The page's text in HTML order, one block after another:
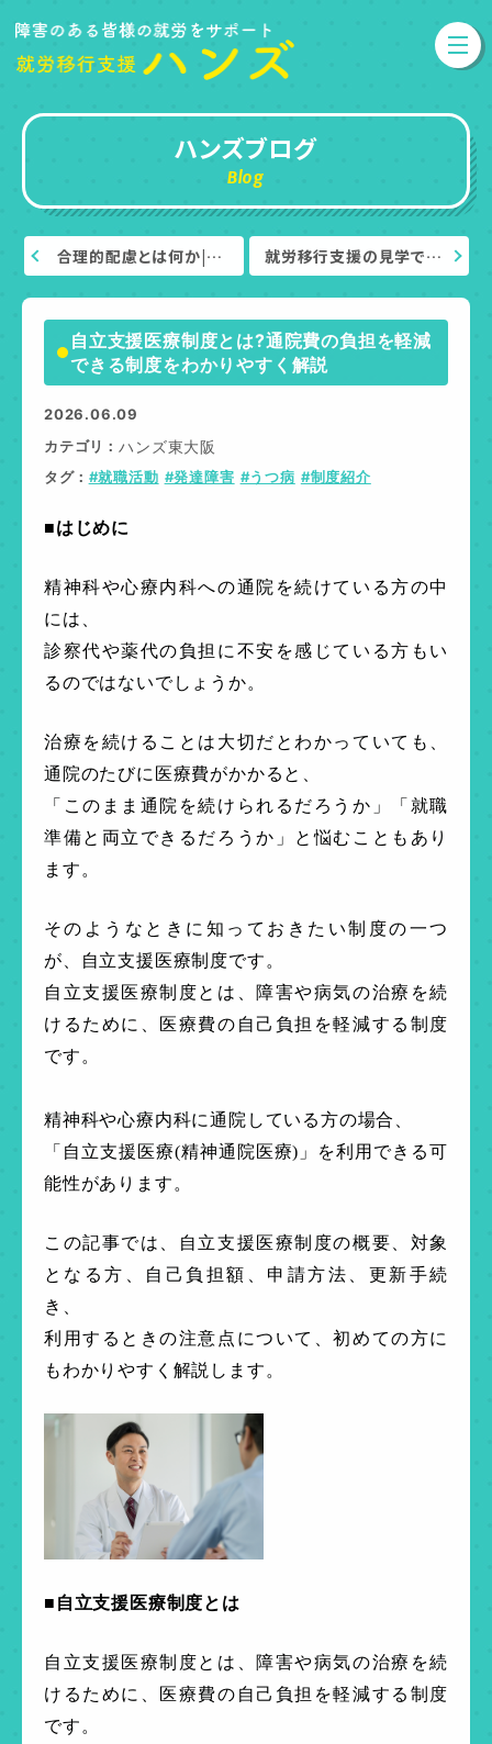
ハンズブログ
Blog
合理的配慮とは何か|… 就労移行支援の見学で…
自立支援医療制度とは?通院費の負担を軽減
できる制度をわかりやすく解説
2026.06.09
カテゴリ
ハンズ東大阪
タグ #就職活動 #発達障害 #うつ病 #制度紹介
■はじめに
精神科や心療内科への通院を続けている方の中
には、
診察代や薬代の負担に不安を感じている方もい
るのではないでしょうか。
治療を続けることは大切だとわかっていても、
通院のたびに医療費がかかると、
「このまま通院を続けられるだろうか」「就職
準備と両立できるだろうか」と悩むこともあり
ます。
そのようなときに知っておきたい制度の一つ
が、自立支援医療制度です。
自立支援医療制度とは、障害や病気の治療を続
けるために、医療費の自己負担を軽減する制度
です。
精神科や心療内科に通院している方の場合、
「自立支援医療(精神通院医療)」を利用できる可
能性があります。
この記事では、自立支援医療制度の概要、対象
となる方、自己負担額、申請方法、更新手続
き、
利用するときの注意点について、初めての方に
もわかりやすく解説します。
■自立支援医療制度とは
自立支援医療制度とは、障害や病気の治療を続
けるために、医療費の自己負担を軽減する制度
です。